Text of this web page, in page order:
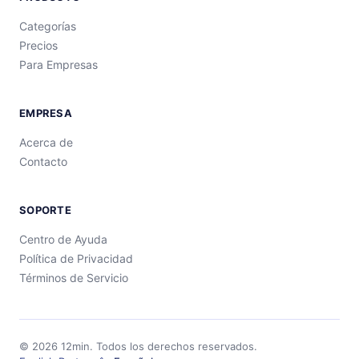
Categorías
Precios
Para Empresas
EMPRESA
Acerca de
Contacto
SOPORTE
Centro de Ayuda
Política de Privacidad
Términos de Servicio
© 2026 12min. Todos los derechos reservados.